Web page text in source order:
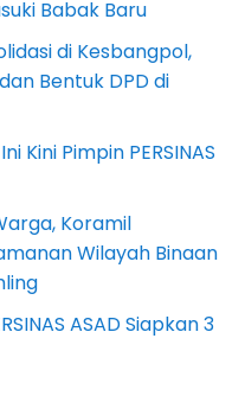
Babak Baru
di Kesbangpol,
Bentuk DPD di
Kini Pimpin PERSINAS
Koramil
Wilayah Binaan
ASAD Siapkan 3